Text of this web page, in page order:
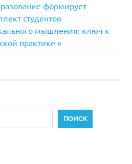
формирует
студентов
мышления: ключ к
практике
ПОИСК